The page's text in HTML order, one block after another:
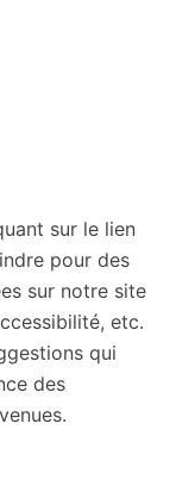
sur le lien
pour des
sur notre site
etc.
qui
des